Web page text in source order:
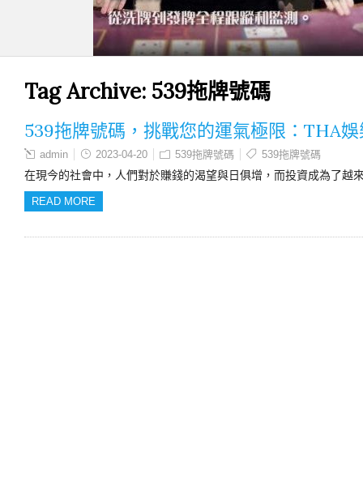
Tag Archive: 539拖牌號碼
539拖牌號碼，挑戰您的運氣極限：THA
admin 2023-04-20 539拖牌號碼 539拖牌號碼
在現今的社會中，人們對於賺錢的渴望與日俱增，而投資成為了越
READ MORE